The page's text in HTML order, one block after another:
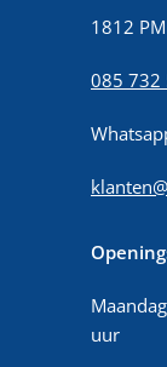
1812
085 732
uur